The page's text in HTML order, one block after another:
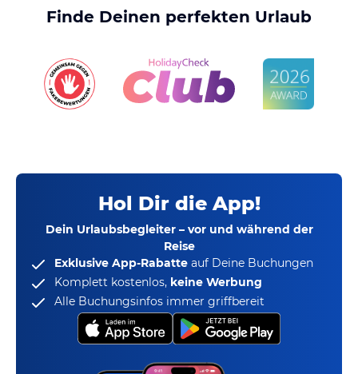
Finde Deinen perfekten Urlaub
Hol Dir die App!
Dein Urlaubsbegleiter – vor und während der
Reise
Exklusive App-Rabatte auf Deine Buchungen
Komplett kostenlos, keine Werbung
Alle Buchungsinfos immer griffbereit